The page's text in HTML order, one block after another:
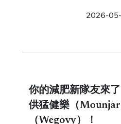
2026-
你的減肥新隊友來
供猛健樂（
（Wegovy）！